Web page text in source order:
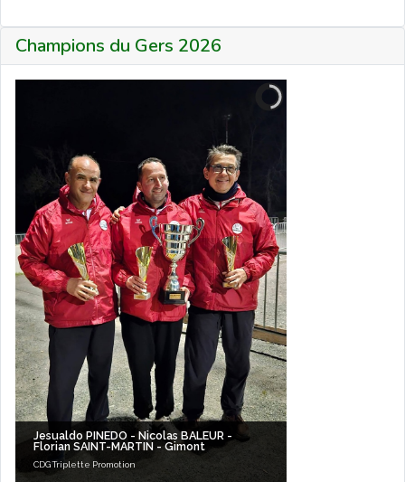
Champions du Gers 2026
Jesualdo PINEDO - Nicolas BALEUR -
Florian SAINT-MARTIN - Gimont
CDG Triplette Promotion